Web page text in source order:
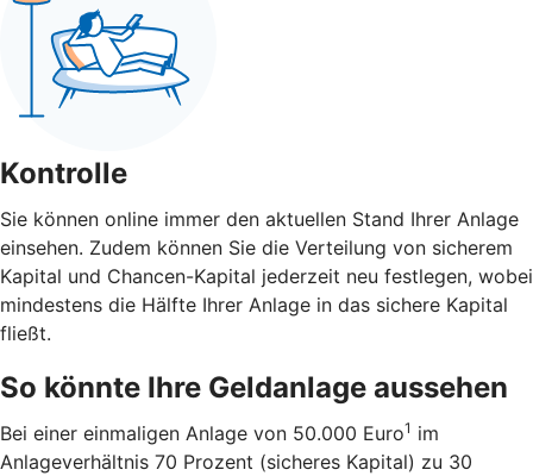
Kontrolle
Sie können online immer den aktuellen Stand Ihrer Anlage
einsehen. Zudem können Sie die Verteilung von sicherem
Kapital und Chancen-Kapital jederzeit neu festlegen, wobei
mindestens die Hälfte Ihrer Anlage in das sichere Kapital
fließt.
So könnte Ihre Geldanlage aussehen
Bei einer einmaligen Anlage von 50.000 Euro1 im
Anlageverhältnis 70 Prozent (sicheres Kapital) zu 30